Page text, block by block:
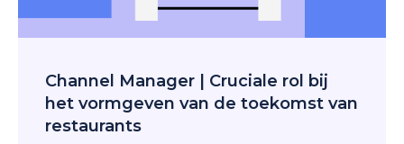
Channel Manager | Cruciale rol bij
het vormgeven van de toekomst van
restaurants